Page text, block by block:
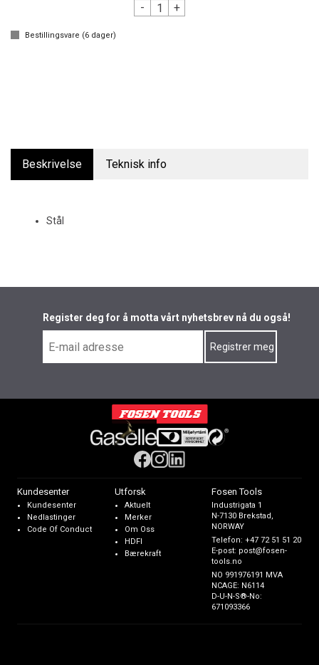
- +
Bestillingsvare (6 dager)
Beskrivelse Teknisk info
Stål
Register deg for å motta vårt nyhetsbrev nå du også!
Kundesenter
Kundesenter
Nedlastinger
Code Of Conduct
Utforsk
Aktuelt
Merker
Om Oss
HDFI
Bærekraft
Fosen Tools
Industrigata 1
N-7130 Brekstad,
NORWAY
Telefon:+47 72 51 51 20
E-post: post@fosen-
tools.no
NO 991976191 MVA
NCAGE: N6114
D-U-N-S®-No:
671093366